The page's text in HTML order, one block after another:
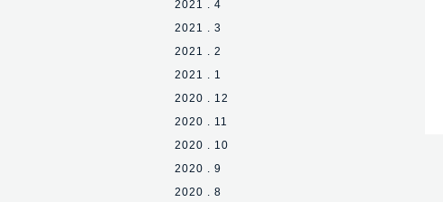
2021 . 4
2021 . 3
2021 . 2
2021 . 1
2020 . 12
2020 . 11
2020 . 10
2020 . 9
2020 . 8